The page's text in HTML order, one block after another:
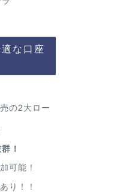
な口座
の2大ロー
！
可能！
り！！